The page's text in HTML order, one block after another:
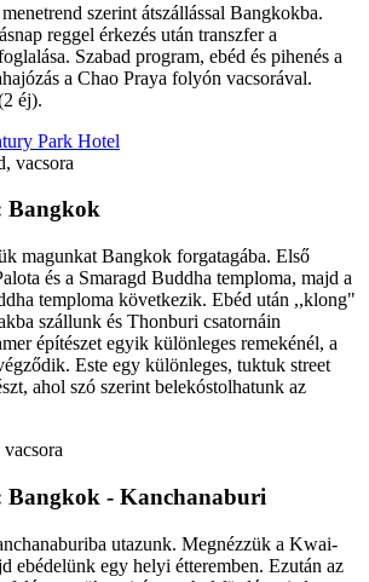
szerint átszállással Bangkokba.
reggel érkezés után transzfer a
Szabad program, ebéd és pihenés a
a Chao Praya folyón vacsorával.
éj).
Park Hotel
vacsora
Bangkok
magunkat Bangkok forgatagába. Első
és a Smaragd Buddha temploma, majd a
temploma következik. Ebéd után ,,klong"
szállunk és Thonburi csatornáin
építészet egyik különleges remekénél, a
Este egy különleges, tuktuk street
ahol szó szerint belekóstolhatunk az
Bangkok - Kanchanaburi
utazunk. Megnézzük a Kwai-
ebédelünk egy helyi étteremben. Ezután az